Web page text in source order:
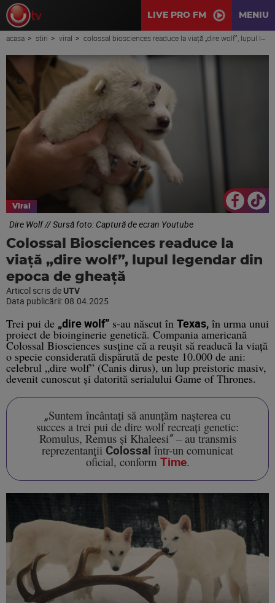
LIVE PRO FM MENIU
acasa stiri viral colossal biosciences readuce la viață „dire wolf”, lupul legendar din epoca de gheață
Viral
Dire Wolf // Sursă foto: Captură de ecran Youtube
Colossal Biosciences readuce la
viață „dire wolf”, lupul legendar din
epoca de gheață
Articol scris de UTV
Data publicării: 08.04.2025
Trei pui de „dire wolf” s-au născut în Texas, în urma unui
proiect de bioinginerie genetică. Compania americană
Colossal Biosciences susține că a reușit să readucă la viață
o specie considerată dispărută de peste 10.000 de ani:
celebrul „dire wolf” (Canis dirus), un lup preistoric masiv,
devenit cunoscut și datorită serialului Game of Thrones.
„Suntem încântați să anunțăm nașterea cu
succes a trei pui de dire wolf recreați genetic:
Romulus, Remus și Khaleesi”– au transmis
reprezentanții Colossal într-un comunicat
oficial, conform Time.